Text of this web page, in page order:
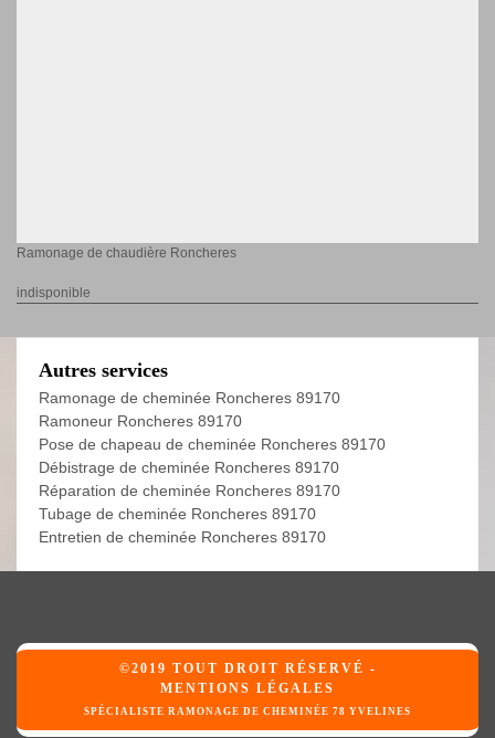
Ramonage de chaudière Roncheres
indisponible
Autres services
Ramonage de cheminée Roncheres 89170
Ramoneur Roncheres 89170
Pose de chapeau de cheminée Roncheres 89170
Débistrage de cheminée Roncheres 89170
Réparation de cheminée Roncheres 89170
Tubage de cheminée Roncheres 89170
Entretien de cheminée Roncheres 89170
©2019 TOUT DROIT RÉSERVÉ -
MENTIONS LÉGALES
SPÉCIALISTE RAMONAGE DE CHEMINÉE 78 YVELINES